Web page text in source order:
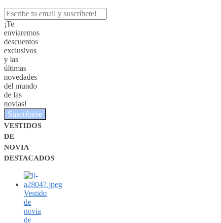
¡Te
enviaremos
descuentos
exclusivos
y las
últimas
novedades
del mundo
de las
novias!
Suscribirse
VESTIDOS
DE
NOVIA
DESTACADOS
Vestido
de
novia
de